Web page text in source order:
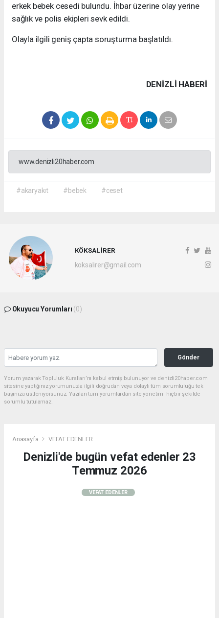
erkek bebek cesedi bulundu. İhbar üzerine olay yerine
sağlık ve polis ekipleri sevk edildi.
Olayla ilgili geniş çapta soruşturma başlatıldı.
DENIZLI HABERİ
www.denizli20haber.com
#akaryakıt #bebek #ceset
KÖKSAL İRER
koksalirer@gmail.com
Okuyucu Yorumları (0)
Gönder
Yorum yazarak Topluluk Kuralları’nı kabul etmiş bulunuyor ve denizli20haber.com
sitesine yaptığınız yorumunuzla ilgili doğrudan veya dolaylı tüm sorumluluğu tek
başınıza üstleniyorsunuz. Yazılan tüm yorumlardan site yönetimi hiçbir şekilde
sorumlu tutulamaz.
Anasayfa VEFAT EDENLER
Denizli'de bugün vefat edenler 23
Temmuz 2026
VEFAT EDENLER